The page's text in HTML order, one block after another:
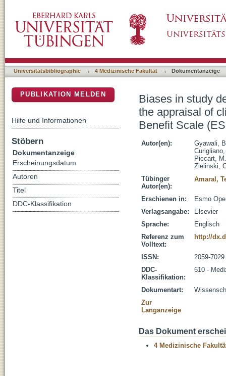
benefit and ESMO-Magnitude of Clinical
Universitätsbibliographie → 4 Medizinische Fakultät → Dokumentanzeige
Biases in study
the appraisal of
Benefit Scale
Autor(en):
Gyawali,
Piccart, M.
Zielinski,
Tübinger
Autor(en):
Amaral,
Erschienen in:
Esmo
Verlagsangabe:
Elsevier
Sprache:
Englisch
Referenz zum
Volltext:
http://
ISSN:
2059-7029
DDC-
Klassifikation:
610 -
Dokumentart:
Zur
Langanzeige
Das Dokument
4 Medizinische
PUBLIKATION MELDEN
Hilfe und Informationen
Stöbern
Dokumentanzeige
Erscheinungsdatum
Autoren
Titel
DDC-Klassifikation